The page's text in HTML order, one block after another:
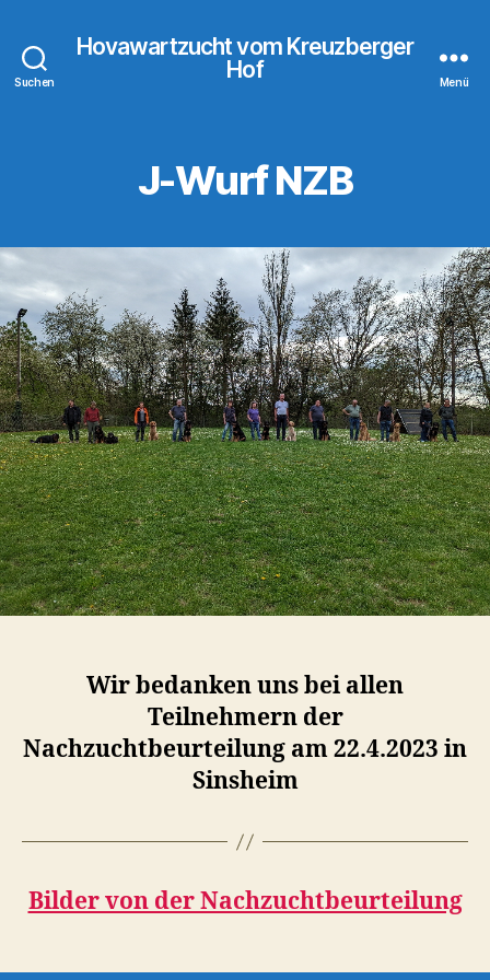
Suchen
Hovawartzucht vom Kreuzberger
Hof
Menü
J-Wurf NZB
Wir bedanken uns bei allen
Teilnehmern der
Nachzuchtbeurteilung am 22.4.2023 in
Sinsheim
Bilder von der Nachzuchtbeurteilung